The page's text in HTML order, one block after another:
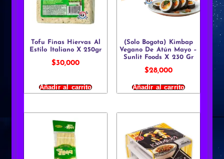
Tofu Finas Hiervas Al
Estilo Italiano X 250gr
$30,000
Añadir al carrito
(Solo Bogota) Kimbap
Vegano De Atún Mayo –
Sunlit Foods X 230 Gr
$28,000
Añadir al carrito